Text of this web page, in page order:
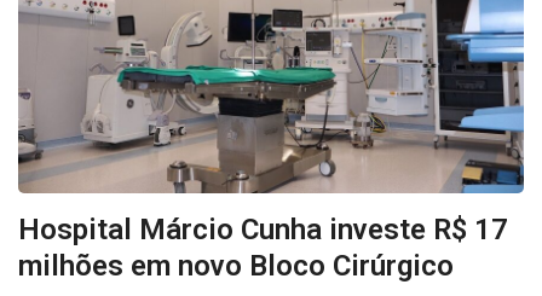
Hospital Márcio Cunha investe R$ 17
milhões em novo Bloco Cirúrgico